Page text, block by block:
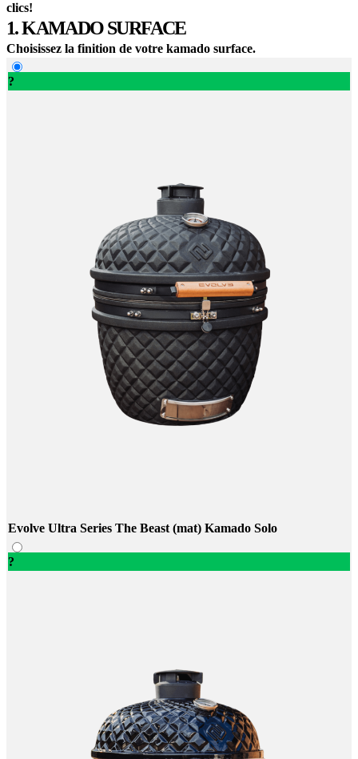
clics!
1. KAMADO SURFACE
Choisissez la finition de votre kamado surface.
?
Evolve Ultra Series The Beast (mat) Kamado Solo
?